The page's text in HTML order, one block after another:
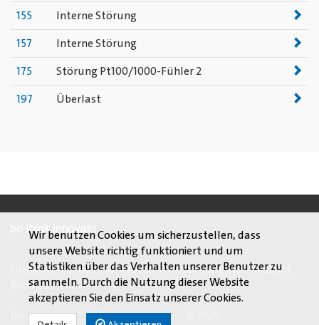
155 Interne Störung
157 Interne Störung
175 Störung Pt100/1000-Fühler 2
197 Überlast
Grundfos Pumps Ltd, Grovebury Road, Leighton Buzzard,
Beds LU7 4TL
Impressum Datenschutz
Wir benutzen Cookies um sicherzustellen, dass
unsere Website richtig funktioniert und um
Statistiken über das Verhalten unserer Benutzer zu
sammeln. Durch die Nutzung dieser Website
akzeptieren Sie den Einsatz unserer Cookies.